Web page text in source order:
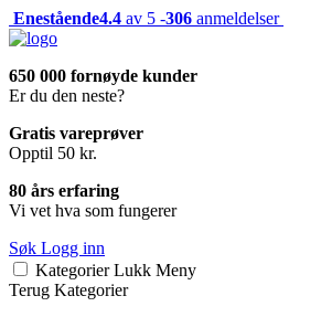
Enestående4.4 av 5 -306 anmeldelser
650 000 fornøyde kunder
Er du den neste?
Gratis vareprøver
Opptil 50 kr.
80 års erfaring
Vi vet hva som fungerer
Søk Logg inn
Kategorier Lukk Meny
Terug Kategorier